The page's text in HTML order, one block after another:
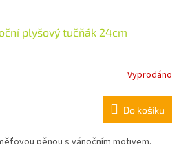
plyšový tučňák 24cm
Vyprodáno
Do košíku